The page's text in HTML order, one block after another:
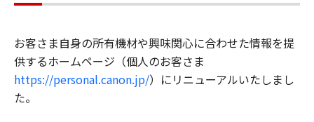
お客さま自身の所有機材や興味関心に合わせた情報を提
供するホームページ（個人のお客さま
https://personal.canon.jp/）にリニューアルいたしまし
た。